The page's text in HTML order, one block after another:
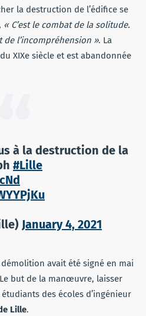
la destruction de l’édifice se
« C’est le combat de la solitude.
de l’incompréhension ». La
XIXe siècle et est abandonnée
à la destruction de la
#Lille
January 4, 2021
démolition avait été signé en mai
but de la manœuvre, laisser
des écoles d’ingénieur
Lille.